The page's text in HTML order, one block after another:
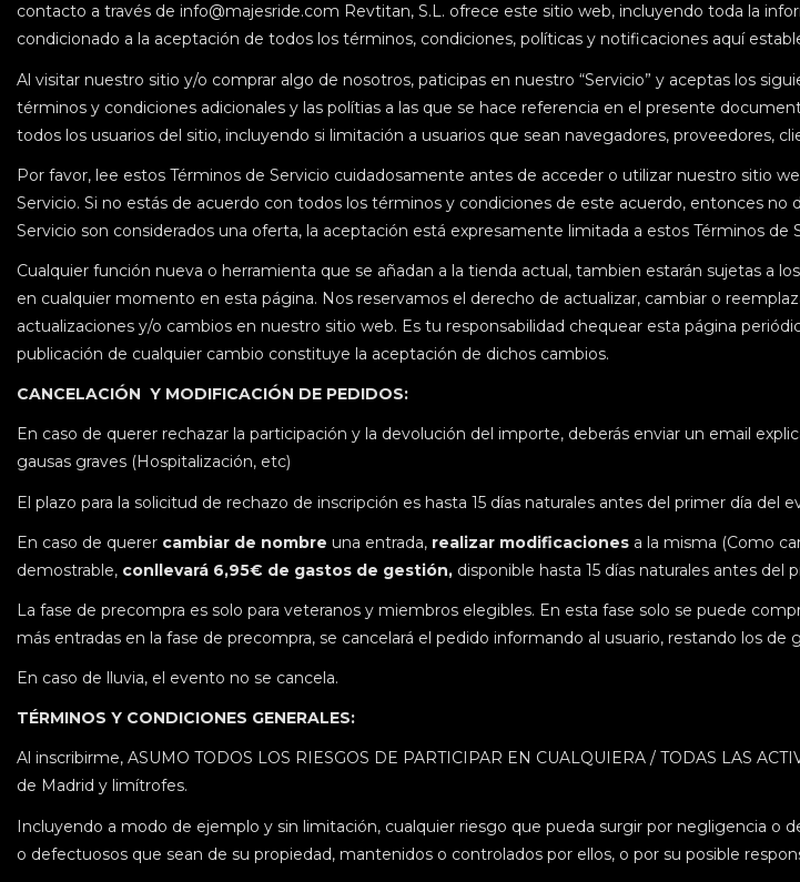
contacto a través de info@majesride.com Revtitan, S.L. ofrece este sitio web, incluyendo toda la
condicionado a la aceptación de todos los términos, condiciones, políticas y notificaciones aquí
Al visitar nuestro sitio y/o comprar algo de nosotros, paticipas en nuestro “Servicio” y aceptas los
términos y condiciones adicionales y las polítias a las que se hace referencia en el presente
todos los usuarios del sitio, incluyendo si limitación a usuarios que sean navegadores, proveedores,
Por favor, lee estos Términos de Servicio cuidadosamente antes de acceder o utilizar nuestro sitio
Servicio. Si no estás de acuerdo con todos los términos y condiciones de este acuerdo, entonces no
Servicio son considerados una oferta, la aceptación está expresamente limitada a estos Términos de
Cualquier función nueva o herramienta que se añadan a la tienda actual, tambien estarán sujetas a
en cualquier momento en esta página. Nos reservamos el derecho de actualizar, cambiar o
actualizaciones y/o cambios en nuestro sitio web. Es tu responsabilidad chequear esta página
publicación de cualquier cambio constituye la aceptación de dichos cambios.
CANCELACIÓN Y MODIFICACIÓN DE PEDIDOS:
En caso de querer rechazar la participación y la devolución del importe, deberás enviar un email
gausas graves (Hospitalización, etc)
El plazo para la solicitud de rechazo de inscripción es hasta 15 días naturales antes del primer día
En caso de querer cambiar de nombre una entrada, realizar modificaciones a la misma (Como
demostrable, conllevará 6,95€ de gastos de gestión, disponible hasta 15 días naturales antes del
La fase de precompra es solo para veteranos y miembros elegibles. En esta fase solo se puede
más entradas en la fase de precompra, se cancelará el pedido informando al usuario, restando los
En caso de lluvia, el evento no se cancela.
TÉRMINOS Y CONDICIONES GENERALES:
Al inscribirme, ASUMO TODOS LOS RIESGOS DE PARTICIPAR EN CUALQUIERA / TODAS LAS
de Madrid y limítrofes.
Incluyendo a modo de ejemplo y sin limitación, cualquier riesgo que pueda surgir por negligencia o
o defectuosos que sean de su propiedad, mantenidos o controlados por ellos, o por su posible